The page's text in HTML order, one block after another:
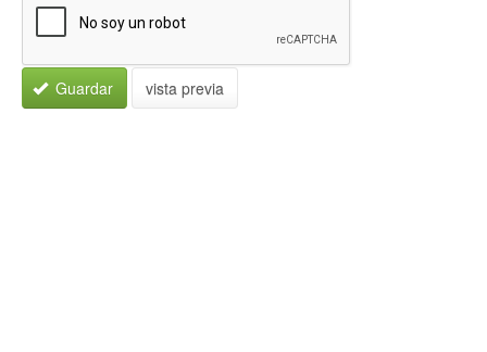
Guardar vista previa